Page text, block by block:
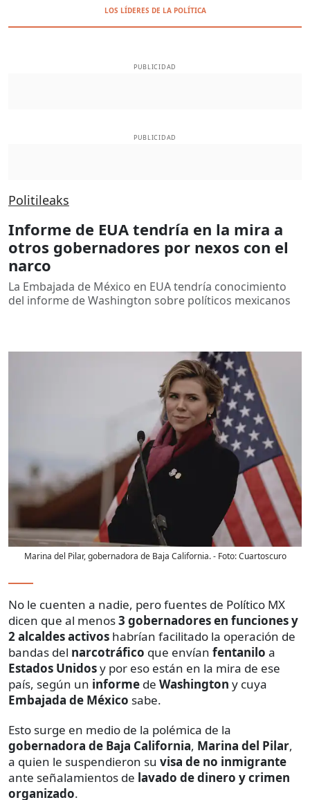
LOS LÍDERES DE LA POLÍTICA
PUBLICIDAD
PUBLICIDAD
Politileaks
Informe de EUA tendría en la mira a
otros gobernadores por nexos con el
narco
La Embajada de México en EUA tendría conocimiento
del informe de Washington sobre políticos mexicanos
Marina del Pilar, gobernadora de Baja California.- Foto:Cuartoscuro
No le cuenten a nadie, pero fuentes de Político MX
dicen que al menos3 gobernadores en funciones y
2 alcaldes activos habrían facilitado la operación de
bandas del narcotráfico que envían fentanilo a
Estados Unidosy por eso están en la mira de ese
país, según un informe de Washington y cuya
Embajada de México sabe.
Esto surge en medio de la polémica de la
gobernadora de Baja California, Marina del Pilar,
a quien le suspendieron su visa de no inmigrante
ante señalamientos de lavado de dinero y crimen
organizado.